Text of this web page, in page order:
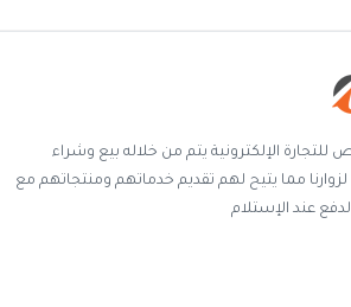
الإلكترونية يتم من خلاله بيع وشراء
مما يتيح لهم تقديم خدماتهم ومنتجاتهم مع
عند الإستلام